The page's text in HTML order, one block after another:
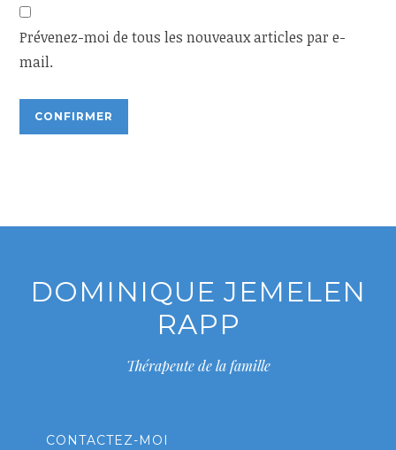
Prévenez-moi de tous les nouveaux articles par e-
mail.
DOMINIQUE JEMELEN
RAPP
Thérapeute de la famille
CONTACTEZ-MOI